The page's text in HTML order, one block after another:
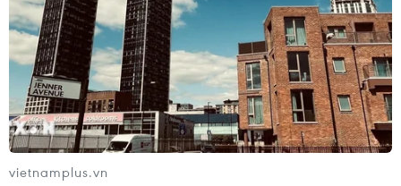
vietnamplus.vn